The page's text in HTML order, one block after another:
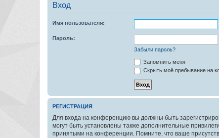
Вход
Имя пользователя:
Пароль:
Забыли пароль?
Запомнить меня
Скрыть моё пребывание на
РЕГИСТРАЦИЯ
Для входа на конференцию вы должны быть
могут быть установлены также дополнительные
принятыми на конференции. Помните, что ваше